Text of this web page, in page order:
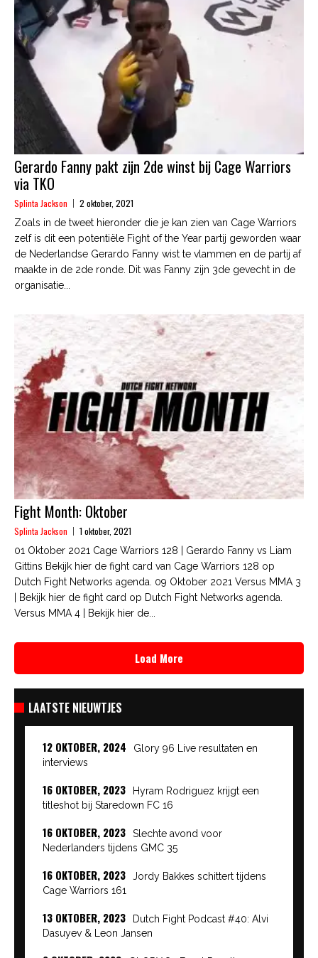
Gerardo Fanny pakt zijn 2de winst bij Cage Warriors
via TKO
Splinta Jackson 2 oktober, 2021
Zoals in de tweet hieronder die je kan zien van Cage Warriors
zelf is dit een potentiële Fight of the Year partij geworden waar
de Nederlandse Gerardo Fanny wist te vlammen en de partij af
maakte in de 2de ronde. Dit was Fanny zijn 3de gevecht in de
organisatie...
Fight Month: Oktober
Splinta Jackson 1 oktober, 2021
01 Oktober 2021 Cage Warriors 128 | Gerardo Fanny vs Liam
Gittins Bekijk hier de fight card van Cage Warriors 128 op
Dutch Fight Networks agenda. 09 Oktober 2021 Versus MMA 3
| Bekijk hier de fight card op Dutch Fight Networks agenda.
Versus MMA 4 | Bekijk hier de...
Load More
LAATSTE NIEUWTJES
12 OKTOBER, 2024
Glory 96 Live resultaten en
interviews
16 OKTOBER, 2023
Hyram Rodriguez krijgt een
titleshot bij Staredown FC 16
16 OKTOBER, 2023
Slechte avond voor
Nederlanders tijdens GMC 35
16 OKTOBER, 2023
Jordy Bakkes schittert tijdens
Cage Warriors 161
13 OKTOBER, 2023
Dutch Fight Podcast #40: Alvi
Dasuyev & Leon Jansen